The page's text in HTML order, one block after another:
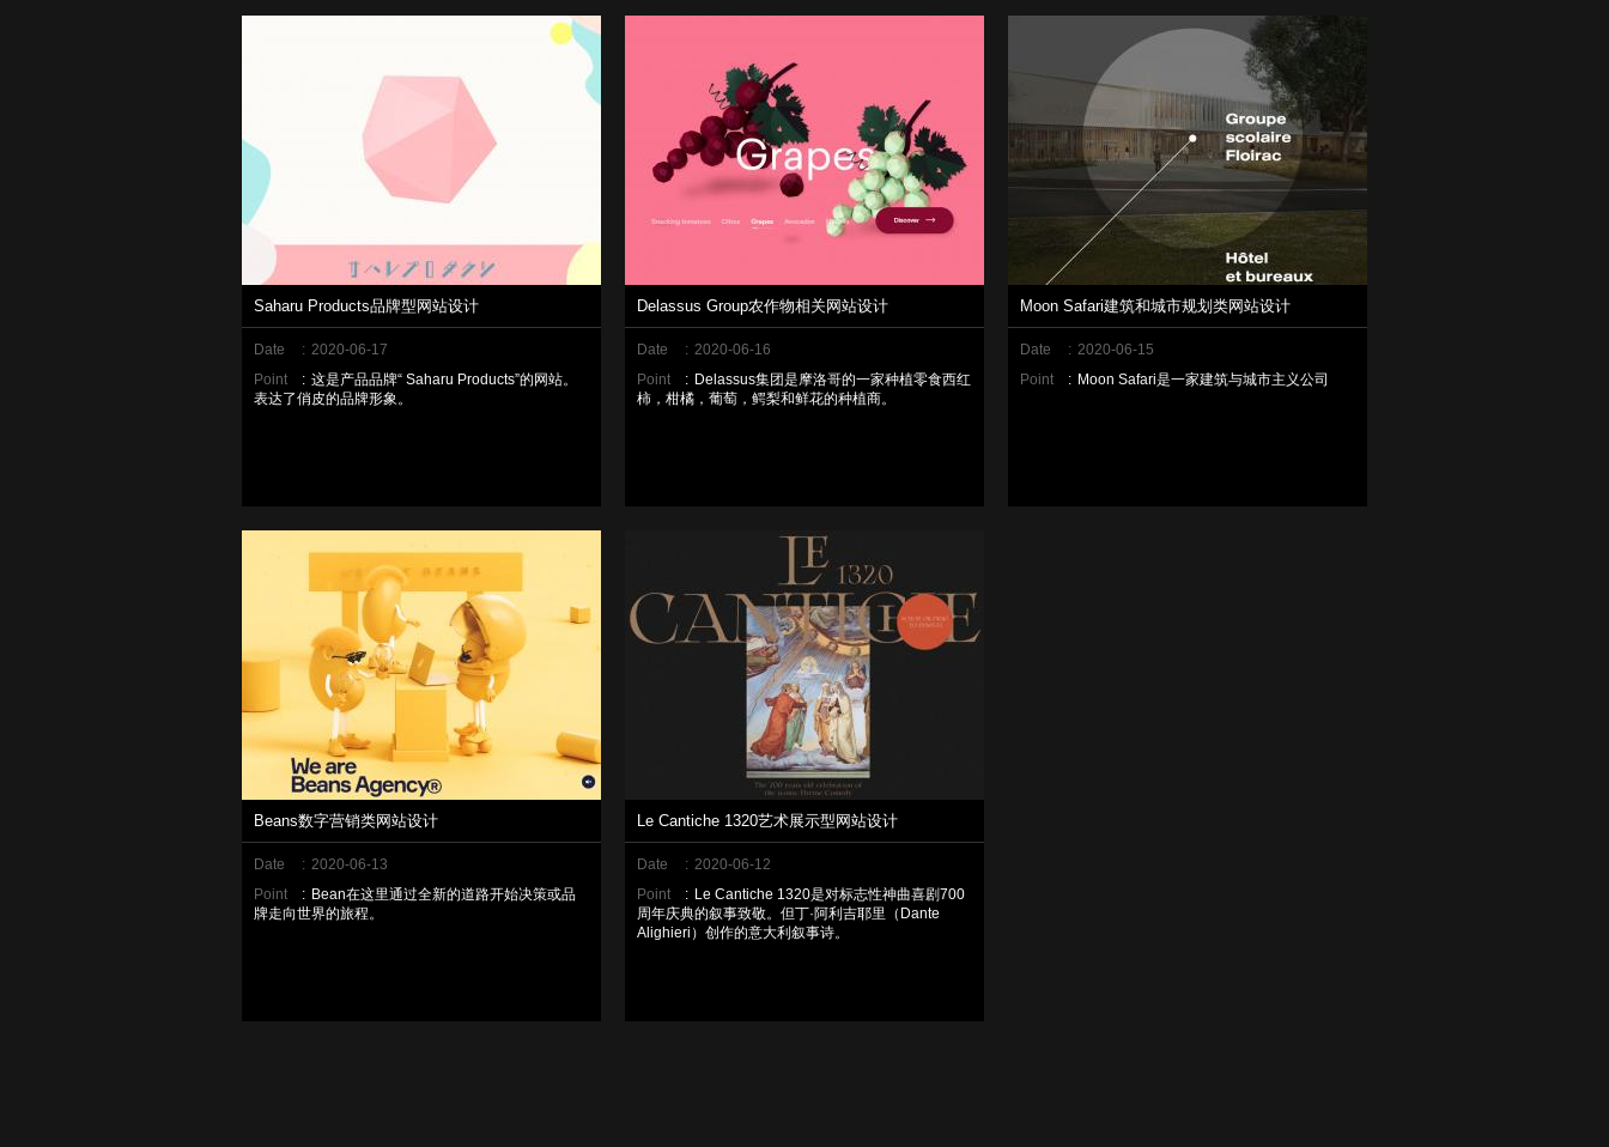
Saharu Products品牌型网站设计
Date : 2020-06-17
Point
: 这是产品品牌“ Saharu Products”的网站。
表达了俏皮的品牌形象。
Delassus Group农作物相关网站设计
Date : 2020-06-16
Point
: Delassus集团是摩洛哥的一家种植零食西红
柿，柑橘，葡萄，鳄梨和鲜花的种植商。
Moon Safari建筑和城市规划类网站设计
Date : 2020-06-15
Point
: Moon Safari是一家建筑与城市主义公司
Beans数字营销类网站设计
Date : 2020-06-13
Point
: Bean在这里通过全新的道路开始决策或品
牌走向世界的旅程。
Le Cantiche 1320艺术展示型网站设计
Date : 2020-06-12
Point
: Le Cantiche 1320是对标志性神曲喜剧700
周年庆典的叙事致敬。但丁·阿利吉耶里（Dante
Alighieri）创作的意大利叙事诗。